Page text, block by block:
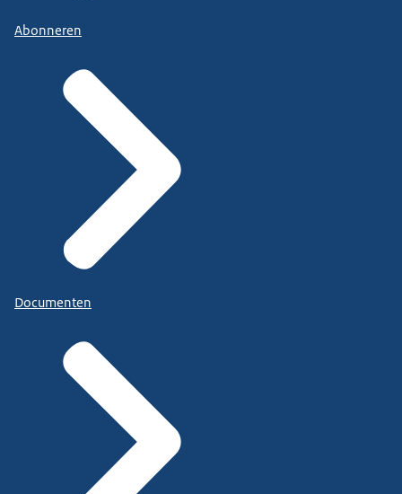
Abonneren
Documenten